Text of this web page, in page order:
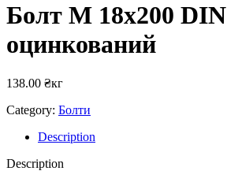
Болт М 18х200
оцинкований
138.00 ₴кг
Category: Болти
Description
Description